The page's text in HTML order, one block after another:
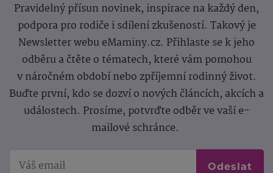
Pravidelný přísun novinek, inspirace na každý den,
podpora pro rodiče i sdílení zkušeností. Takový je
Newsletter webu eMaminy.cz. Přihlaste se k jeho
odběru a čtěte o tématech, které vám pomohou
v náročném období nebo zpříjemní rodinný život.
Buďte první, kdo se dozví o nových článcích, akcích a
událostech. Prosíme, potvrďte odběr ve vaší e-
mailové schránce.
Odeslat